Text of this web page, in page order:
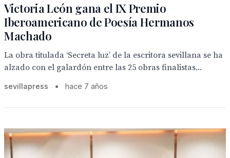
Victoria León gana el IX Premio
Iberoamericano de Poesía Hermanos
Machado
La obra titulada ‘Secreta luz’ de la escritora sevillana se ha
alzado con el galardón entre las 25 obras finalistas...
sevillapress • hace 7 años